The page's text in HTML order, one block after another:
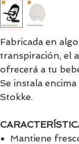
Fabricada en
transpiración, el
ofrecerá a tu
Se instala
Stokke.
Mantiene